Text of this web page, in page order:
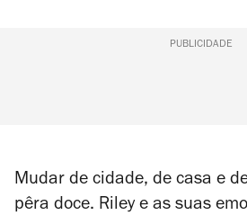
PUBLICIDADE
Mudar de cidade, de casa e
pêra doce. Riley e as suas